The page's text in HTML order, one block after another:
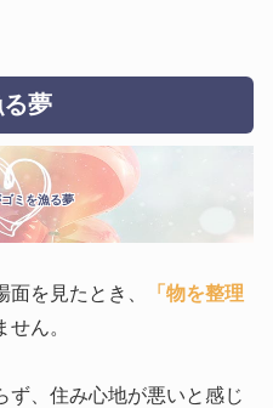
る夢
ゴミを漁る夢
を見たとき、
「物を整理
ん。
ず、住み心地が悪いと感じ